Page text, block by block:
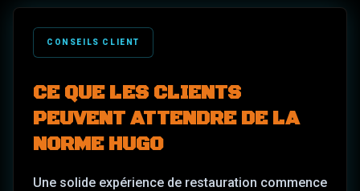
CONSEILS CLIENT
CE QUE LES CLIENTS
PEUVENT ATTENDRE DE LA
NORME HUGO
Une solide expérience de restauration commence